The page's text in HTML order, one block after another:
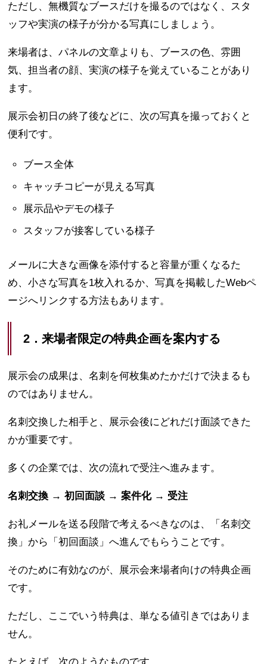
ただし、無機質なブースだけを撮るのではなく、スタ
ッフや実演の様子が分かる写真にしましょう。
来場者は、パネルの文章よりも、ブースの色、雰囲
気、担当者の顔、実演の様子を覚えていることがあり
ます。
展示会初日の終了後などに、次の写真を撮っておくと
便利です。
ブース全体
キャッチコピーが見える写真
展示品やデモの様子
スタッフが接客している様子
メールに大きな画像を添付すると容量が重くなるた
め、小さな写真を1枚入れるか、写真を掲載したWebペ
ージへリンクする方法もあります。
2．来場者限定の特典企画を案内する
展示会の成果は、名刺を何枚集めたかだけで決まるも
のではありません。
名刺交換した相手と、展示会後にどれだけ面談できた
かが重要です。
多くの企業では、次の流れで受注へ進みます。
名刺交換 → 初回面談 → 案件化 → 受注
お礼メールを送る段階で考えるべきなのは、「名刺交
換」から「初回面談」へ進んでもらうことです。
そのために有効なのが、展示会来場者向けの特典企画
です。
ただし、ここでいう特典は、単なる値引きではありま
せん。